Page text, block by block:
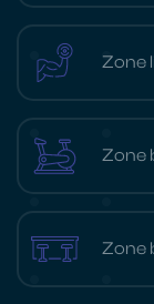
Zone
Zone
Zone